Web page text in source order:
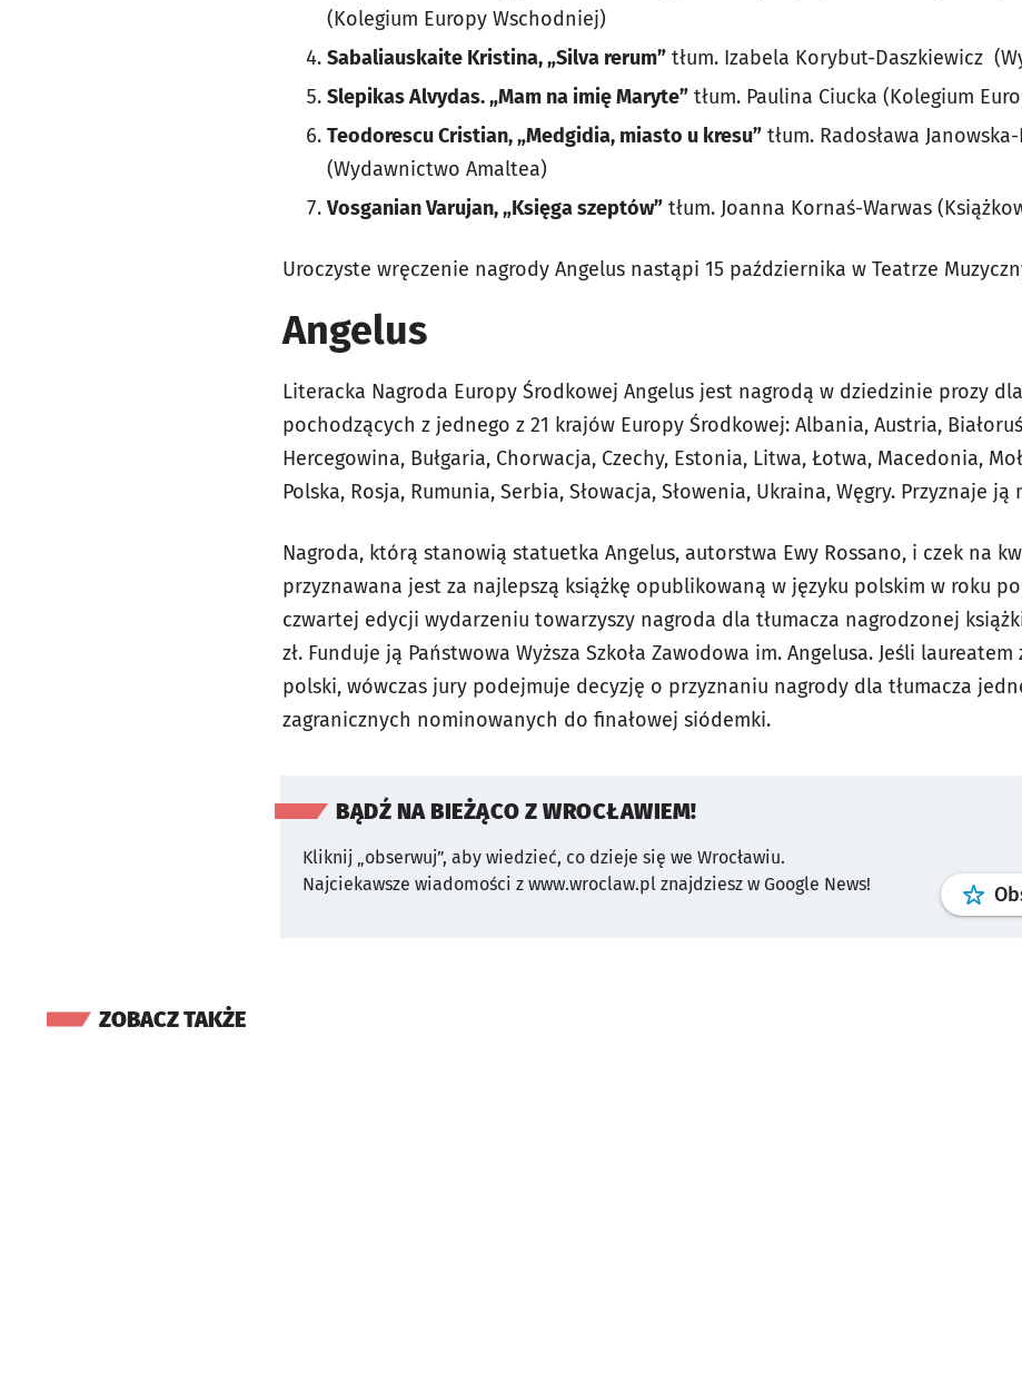
(Kolegium Europy Wschodniej)
Sabaliauskaite Kristina, „Silva rerum” tłum. Izabela Korybut-Daszkiewicz
Slepikas Alvydas. „Mam na imię Maryte” tłum. Paulina Ciucka (Kolegium
Teodorescu Cristian, „Medgidia, miasto u kresu” tłum. Radosława
(Wydawnictwo Amaltea)
Vosganian Varujan, „Księga szeptów” tłum. Joanna Kornaś-Warwas
Uroczyste wręczenie nagrody Angelus nastąpi 15 października w Teatrze
Angelus
Literacka Nagroda Europy Środkowej Angelus jest nagrodą w dziedzinie prozy
pochodzących z jednego z 21 krajów Europy Środkowej: Albania, Austria,
Hercegowina, Bułgaria, Chorwacja, Czechy, Estonia, Litwa, Łotwa, Macedonia,
Polska, Rosja, Rumunia, Serbia, Słowacja, Słowenia, Ukraina, Węgry. Przyznaje ją
Nagroda, którą stanowią statuetka Angelus, autorstwa Ewy Rossano, i czek na
przyznawana jest za najlepszą książkę opublikowaną w języku polskim w roku
czwartej edycji wydarzeniu towarzyszy nagroda dla tłumacza nagrodzonej
zł. Funduje ją Państwowa Wyższa Szkoła Zawodowa im. Angelusa. Jeśli
polski, wówczas jury podejmuje decyzję o przyznaniu nagrody dla tłumacza
zagranicznych nominowanych do finałowej siódemki.
BĄDŹ NA BIEŻĄCO Z WROCŁAWIEM!
Kliknij „obserwuj”, aby wiedzieć, co dzieje się we Wrocławiu.
Najciekawsze wiadomości z www.wroclaw.pl znajdziesz w Google News!
ZOBACZ TAKŻE